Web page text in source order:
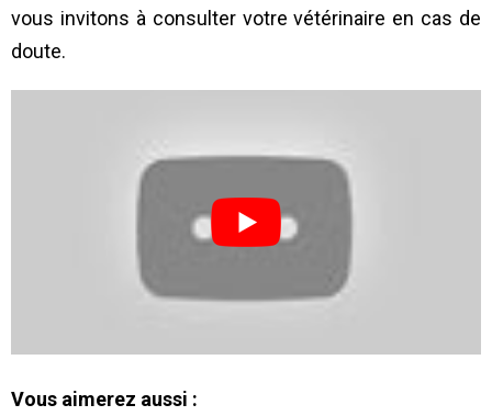
vous invitons à consulter votre vétérinaire en cas de
doute.
Vous aimerez aussi :